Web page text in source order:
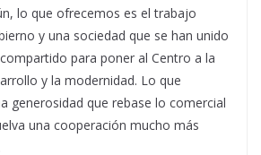
lo que ofrecemos es el trabajo
y una sociedad que se han unido
para poner al Centro a la
y la modernidad. Lo que
generosidad que rebase lo comercial
una cooperación mucho más